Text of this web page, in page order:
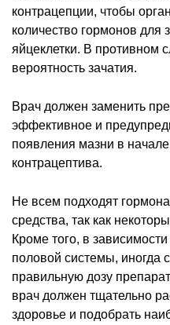
контрацепции, чтобы
количество гормонов для
яйцеклетки. В противном
вероятность зачатия.
Врач должен заменить
эффективное и
появления мазни в
контрацептива.
Не всем подходят
средства, так как
Кроме того, в
половой системы, иногда
правильную дозу
врач должен тщательно
здоровье и подобрать